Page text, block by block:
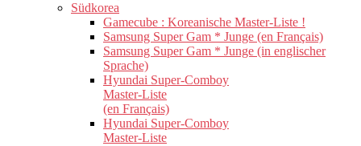
Südkorea
Gamecube : Koreanische Master-Liste !
Samsung Super Gam * Junge (en Français)
Samsung Super Gam * Junge (in englischer
Sprache)
Hyundai Super-Comboy
Master-Liste
(en Français)
Hyundai Super-Comboy
Master-Liste